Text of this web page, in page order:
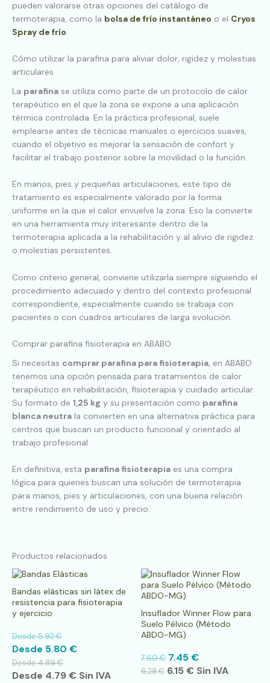
pueden valorarse otras opciones del catálogo de
termoterapia, como la bolsa de frío instantáneo o el Cryos
Spray de frío.
Cómo utilizar la parafina para aliviar dolor, rigidez y molestias
articulares
La parafina se utiliza como parte de un protocolo de calor
terapéutico en el que la zona se expone a una aplicación
térmica controlada. En la práctica profesional, suele
emplearse antes de técnicas manuales o ejercicios suaves,
cuando el objetivo es mejorar la sensación de confort y
facilitar el trabajo posterior sobre la movilidad o la función.
En manos, pies y pequeñas articulaciones, este tipo de
tratamiento es especialmente valorado por la forma
uniforme en la que el calor envuelve la zona. Eso la convierte
en una herramienta muy interesante dentro de la
termoterapia aplicada a la rehabilitación y al alivio de rigidez
o molestias persistentes.
Como criterio general, conviene utilizarla siempre siguiendo el
procedimiento adecuado y dentro del contexto profesional
correspondiente, especialmente cuando se trabaja con
pacientes o con cuadros articulares de larga evolución.
Comprar parafina fisioterapia en ABABO
Si necesitas comprar parafina para fisioterapia, en ABABO
tenemos una opción pensada para tratamientos de calor
terapéutico en rehabilitación, fisioterapia y cuidado articular.
Su formato de 1,25 kg y su presentación como parafina
blanca neutra la convierten en una alternativa práctica para
centros que buscan un producto funcional y orientado al
trabajo profesional.
En definitiva, esta parafina fisioterapia es una compra
lógica para quienes buscan una solución de termoterapia
para manos, pies y articulaciones, con una buena relación
entre rendimiento de uso y precio.
Productos relacionados
Bandas elásticas sin látex de
resistencia para fisioterapia
y ejercicio
Desde5.92€
Desde 5.80 €
Desde4.89€
Desde 4.79€ Sin IVA
Este
producto
tiene
variantes.
opciones
pueden
elegir
Insuflador Winner Flow para
Suelo Pélvico (Método
ABDO-MG)
7.60€ 7.45€
6.28€ 6.15 € Sin IVA